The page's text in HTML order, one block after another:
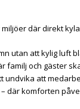
där direkt
utan att kylig luft
familj och gäster
undvika att
där komforten